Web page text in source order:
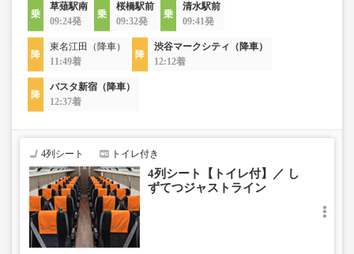
草薙駅南
09:24発
桜橋駅前
09:32発
清水駅前
09:41発
東名江田（降車）
11:49着
渋谷マークシティ（降車）
12:12着
バスタ新宿（降車）
12:37着
4列シート トイレ付き
4列シート【トイレ付】／ し
ずてつジャストライン